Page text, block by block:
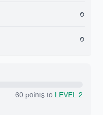
০
০
60 points to LEVEL 2